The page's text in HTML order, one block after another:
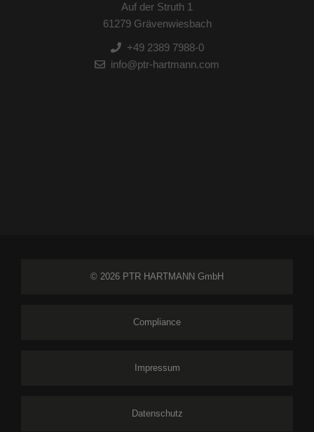
Auf der Struth 1
61279 Grävenwiesbach
+49 2389 7988-0
info@ptr-hartmann.com
© 2026 PTR HARTMANN GmbH
Compliance
Impressum
Datenschutz